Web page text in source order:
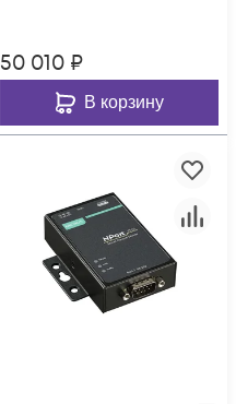
диапазоном
температур, MOXA
50 010 ₽
В корзину